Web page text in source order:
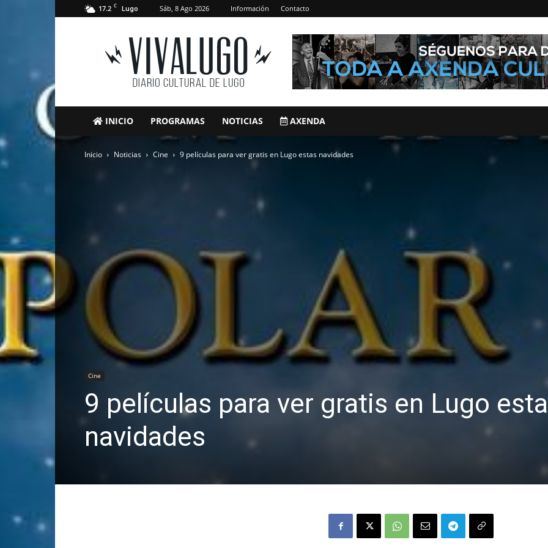
17.2 C Lugo Sáb, 8 Ago 2026 Información Contacto
VivaLugo
INICIO PROGRAMAS NOTICIAS AXENDA
Inicio Noticias Cine 9 películas para ver gratis en Lugo estas navidades
Cine
9 películas para ver gratis en Lugo
navidades